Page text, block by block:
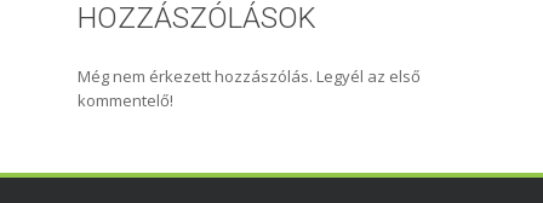
HOZZÁSZÓLÁSOK
Még nem érkezett hozzászólás. Legyél az első
kommentelő!